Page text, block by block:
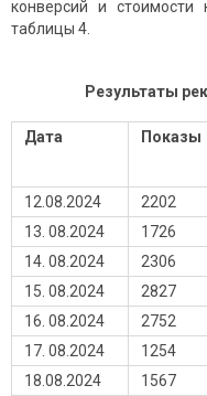
конверсий и
таблицы 4.
Результаты
Дата Показы
12.08.2024
2202
13. 08.2024
1726
14. 08.2024
2306
15. 08.2024
2827
16. 08.2024
2752
17. 08.2024
1254
18.08.2024
1567